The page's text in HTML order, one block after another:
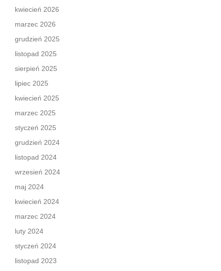
kwiecień 2026
marzec 2026
grudzień 2025
listopad 2025
sierpień 2025
lipiec 2025
kwiecień 2025
marzec 2025
styczeń 2025
grudzień 2024
listopad 2024
wrzesień 2024
maj 2024
kwiecień 2024
marzec 2024
luty 2024
styczeń 2024
listopad 2023